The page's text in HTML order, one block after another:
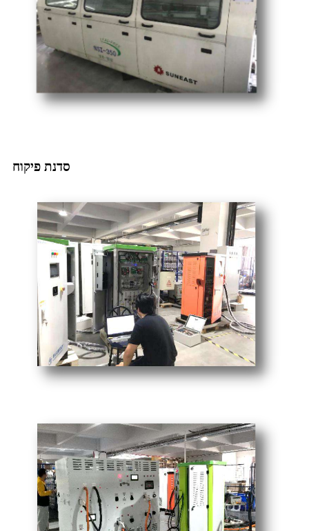
סדנת פיקוח